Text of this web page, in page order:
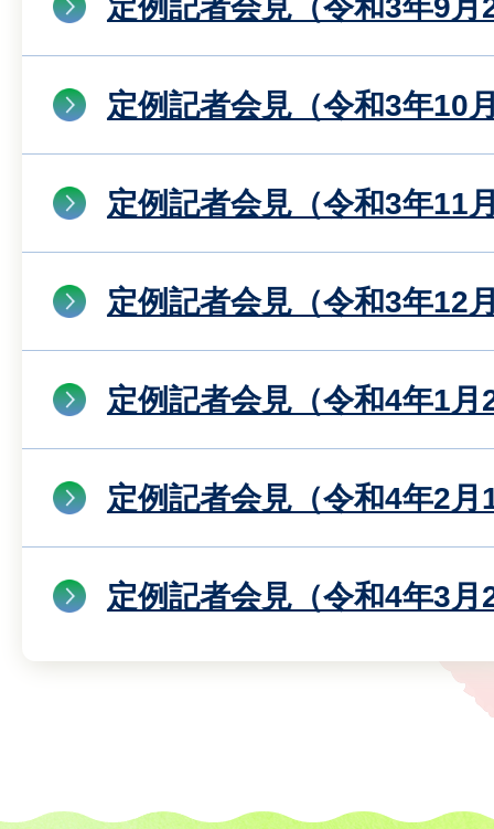
定例記者会見（令和3年9月
定例記者会見（令和3年10
定例記者会見（令和3年11
定例記者会見（令和3年12
定例記者会見（令和4年1月
定例記者会見（令和4年2月
定例記者会見（令和4年3月